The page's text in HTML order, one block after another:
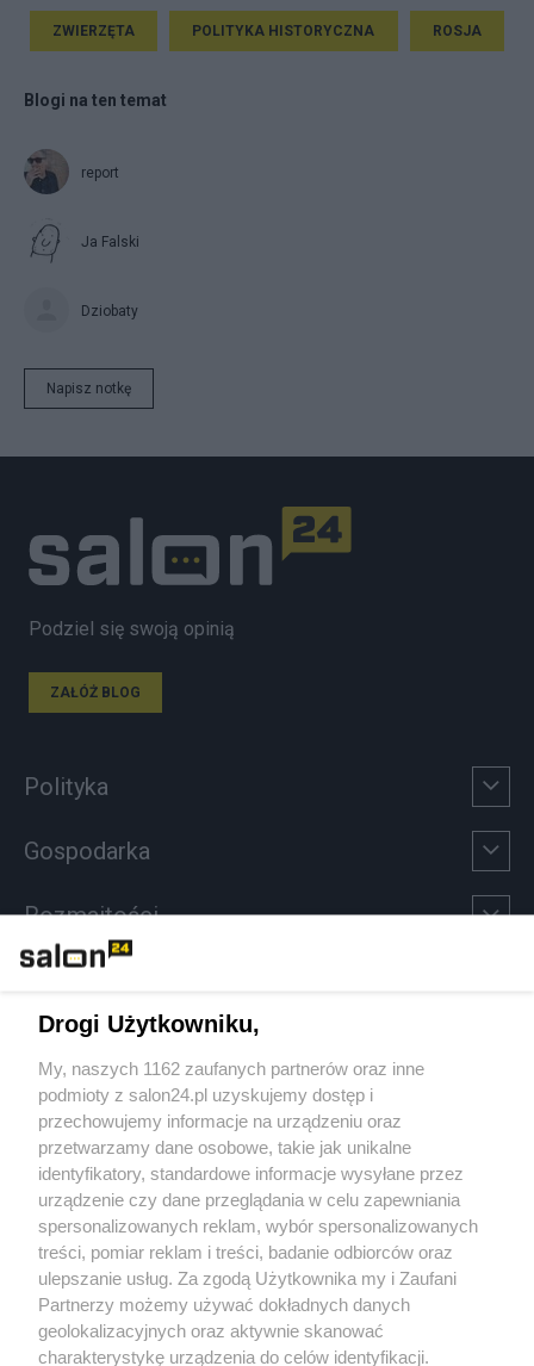
ZWIERZĘTA POLITYKA HISTORYCZNA ROSJA
Blogi na ten temat
report
Ja Falski
Dziobaty
Napisz notkę
Podziel się swoją opinią
ZAŁÓŻ BLOG
Polityka
Gospodarka
Rozmaitości
Sport
Społeczeństwo
Kultura
X Facebook Instagram Youtube
Drogi Użytkowniku,
My, naszych 1162 zaufanych partnerów oraz inne
podmioty z salon24.pl uzyskujemy dostęp i
przechowujemy informacje na urządzeniu oraz
przetwarzamy dane osobowe, takie jak unikalne
identyfikatory, standardowe informacje wysyłane przez
urządzenie czy dane przeglądania w celu zapewniania
spersonalizowanych reklam, wybór spersonalizowanych
treści, pomiar reklam i treści, badanie odbiorców oraz
ulepszanie usług. Za zgodą Użytkownika my i Zaufani
Partnerzy możemy używać dokładnych danych
geolokalizacyjnych oraz aktywnie skanować
charakterystykę urządzenia do celów identyfikacji.